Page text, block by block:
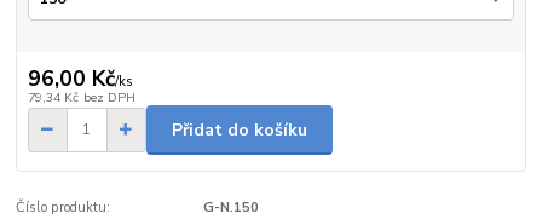
96,00 Kč/ks
79,34 Kč bez DPH
Přidat do košíku
Číslo produktu: G-N.150